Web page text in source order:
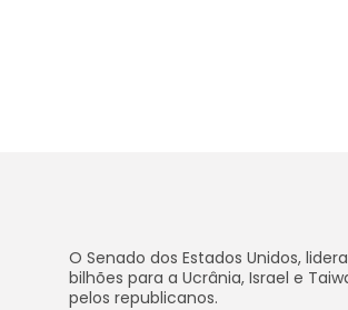
O Senado dos Estados Unidos,
bilhões para a Ucrânia, Israel e
pelos republicanos.